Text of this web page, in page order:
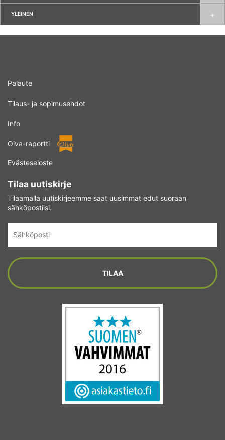
YLEINEN
Palaute
Tilaus- ja sopimusehdot
Info
Oiva-raportti
Evästeseloste
Tilaa uutiskirje
Tilaamalla uutiskirjeemme saat uusimmat edut suoraan
sähköpostiisi.